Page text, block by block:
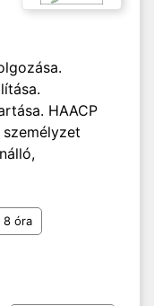
HAACP
8 óra